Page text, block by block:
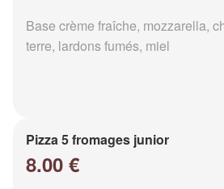
Base crème fraîche, mozzarella,
terre, lardons fumés, miel
Pizza 5 fromages junior
8.00 €